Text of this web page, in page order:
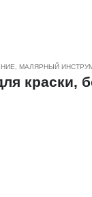
МАЛЯРНЫЙ
краски,